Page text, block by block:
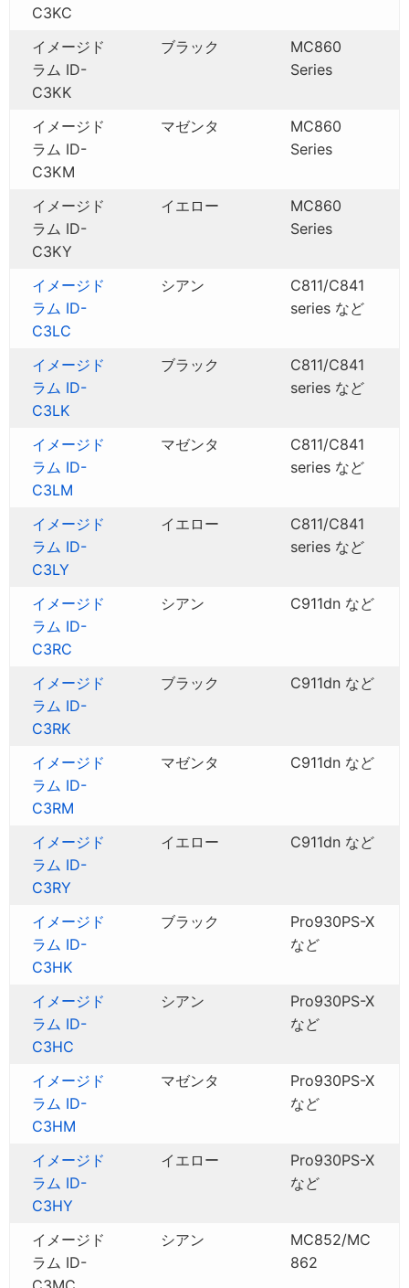
C3KC
イメージド
ラム ID-
C3KK
ブラック
MC860
Series
イメージド
ラム ID-
C3KM
マゼンタ
MC860
Series
イメージド
ラム ID-
C3KY
イエロー
MC860
Series
イメージド
ラム ID-
C3LC
シアン
C811/C841
series など
イメージド
ラム ID-
C3LK
ブラック
C811/C841
series など
イメージド
ラム ID-
C3LM
マゼンタ
C811/C841
series など
イメージド
ラム ID-
C3LY
イエロー
C811/C841
series など
イメージド
ラム ID-
C3RC
シアン C911dn など
イメージド
ラム ID-
C3RK
ブラック C911dn など
イメージド
ラム ID-
C3RM
マゼンタ C911dn など
イメージド
ラム ID-
C3RY
イエロー C911dn など
イメージド
ラム ID-
C3HK
ブラック
Pro930PS-X
など
イメージド
ラム ID-
C3HC
シアン
Pro930PS-X
など
イメージド
ラム ID-
C3HM
マゼンタ
Pro930PS-X
など
イメージド
ラム ID-
C3HY
イエロー
Pro930PS-X
など
イメージド
ラム ID-
シアン
MC852/MC
862